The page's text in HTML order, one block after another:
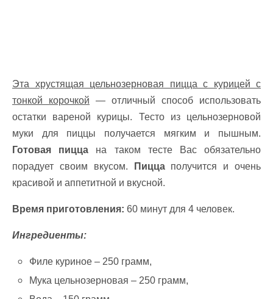
Эта хрустящая цельнозерновая пицца с курицей с
тонкой корочкой — отличный способ использовать
остатки вареной курицы. Тесто из цельнозерновой
муки для пиццы получается мягким и пышным.
Готовая пицца на таком тесте Вас обязательно
порадует своим вкусом.
Пиццаполучится и очень
красивой и аппетитной и вкусной.
Время приготовления: 60 минут для 4 человек.
Ингредиенты:
Филе куриное – 250 грамм,
Мука цельнозерновая – 250 грамм,